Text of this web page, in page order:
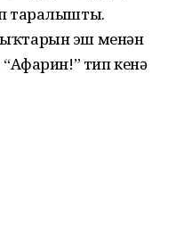
таралышты.
эш менән
тип кенә